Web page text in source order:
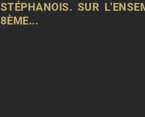
STÉPHANOIS. SUR
8ÈME...